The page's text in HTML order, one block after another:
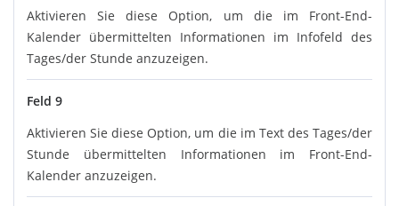
Aktivieren Sie diese Option, um die im Front-End-
Kalender übermittelten Informationen im Infofeld des
Tages/der Stunde anzuzeigen.
Feld 9
Aktivieren Sie diese Option, um die im Text des Tages/der
Stunde übermittelten Informationen im Front-End-
Kalender anzuzeigen.